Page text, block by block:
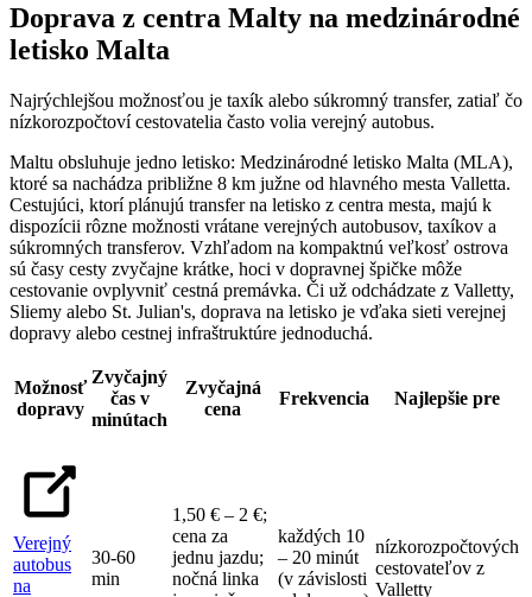
Doprava z centra Malty na medzinárodné
letisko Malta
Najrýchlejšou možnosťou je taxík alebo súkromný transfer, zatiaľ čo
nízkorozpočtoví cestovatelia často volia verejný autobus.
Maltu obsluhuje jedno letisko: Medzinárodné letisko Malta (MLA),
ktoré sa nachádza približne 8 km južne od hlavného mesta Valletta.
Cestujúci, ktorí plánujú transfer na letisko z centra mesta, majú k
dispozícii rôzne možnosti vrátane verejných autobusov, taxíkov a
súkromných transferov. Vzhľadom na kompaktnú veľkosť ostrova
sú časy cesty zvyčajne krátke, hoci v dopravnej špičke môže
cestovanie ovplyvniť cestná premávka. Či už odchádzate z Valletty,
Sliemy alebo St. Julian's, doprava na letisko je vďaka sieti verejnej
dopravy alebo cestnej infraštruktúre jednoduchá.
Možnosť
dopravy
Zvyčajný
čas v
minútach
Zvyčajná
cena
Frekvencia Najlepšie pre
Verejný
autobus
na
30-60
min
1,50 € – 2 €;
cena za
jednu jazdu;
nočná linka
každých 10
– 20 minút
(v závislosti
nízkorozpočtových
cestovateľov z
Valletty